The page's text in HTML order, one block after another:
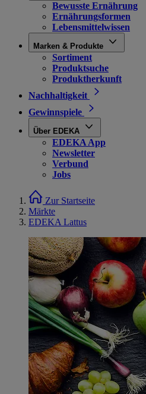
Bewusste Ernährung
Ernährungsformen
Lebensmittelwissen
Marken & Produkte
Sortiment
Produktsuche
Produktherkunft
Nachhaltigkeit
Gewinnspiele
Über EDEKA
EDEKA App
Newsletter
Verbund
Jobs
Zur Startseite
Märkte
EDEKA Lattus